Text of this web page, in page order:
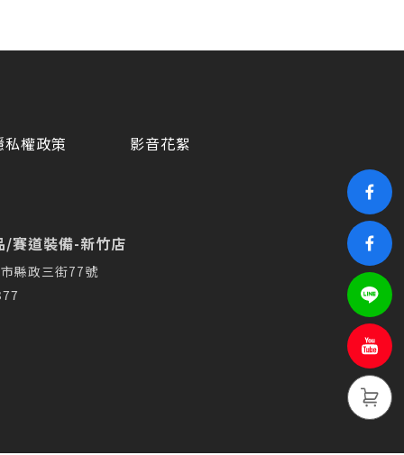
私權政策 影音花絮
/賽道裝備-新竹店
縣政三街77號